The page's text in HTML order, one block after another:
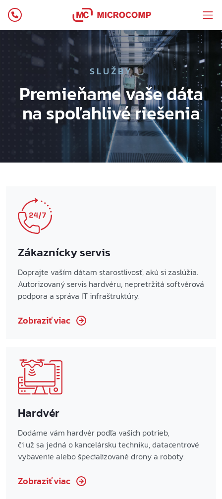
SLUŽBY
Premieňame vaše dáta
na spoľahlivé riešenia
Zákaznícky servis
Doprajte vaším dátam starostlivosť, akú si zaslúžia.
Autorizovaný servis hardvéru, nepretržitá softvérová
podpora a správa IT infraštruktúry.
Zobraziť viac
Hardvér
Dodáme vám hardvér podľa vašich potrieb,
či už sa jedná o kancelársku techniku, datacentrové
vybavenie alebo špecializované drony a roboty.
Zobraziť viac